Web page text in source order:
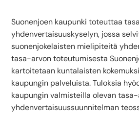
Suonenjoen kaupunki toteuttaa
yhdenvertaisuuskyselyn, jossa
suonenjokelaisten mielipiteitä
tasa-arvon toteutumisesta
kartoitetaan kuntalaisten
kaupungin palveluista. Tuloksia
kaupungin valmisteilla olevan
yhdenvertaisuussuunnitelman